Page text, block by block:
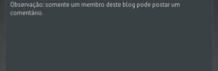
Observação: somente um membro deste blog pode postar um
comentário.